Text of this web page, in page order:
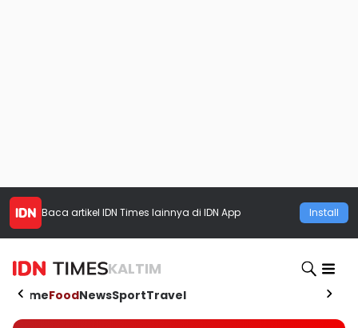
Baca artikel IDN Times lainnya di IDN App Install
KALTIM
HomeFoodNewsSportTravel